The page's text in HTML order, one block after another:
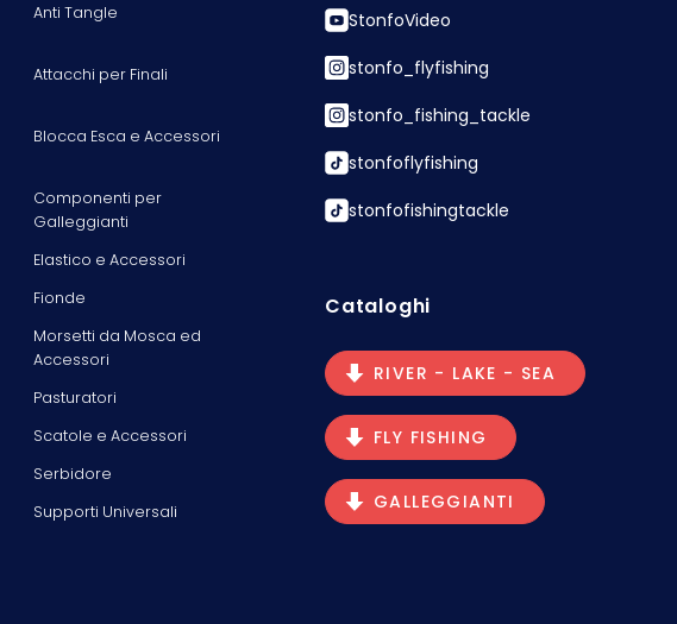
Anti Tangle
Attacchi per Finali
Blocca Esca e Accessori
Componenti per
Galleggianti
Elastico e Accessori
Fionde
Morsetti da Mosca ed
Accessori
Pasturatori
Scatole e Accessori
Serbidore
Supporti Universali
StonfoVideo
stonfo_flyfishing
stonfo_fishing_tackle
stonfoflyfishing
stonfofishingtackle
Cataloghi
RIVER - LAKE - SEA
FLY FISHING
GALLEGGIANTI